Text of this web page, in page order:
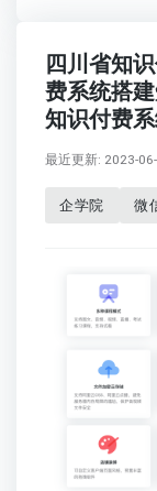
四川省知
费系统搭
知识付费系
最近更新: 2023-
企学院 微